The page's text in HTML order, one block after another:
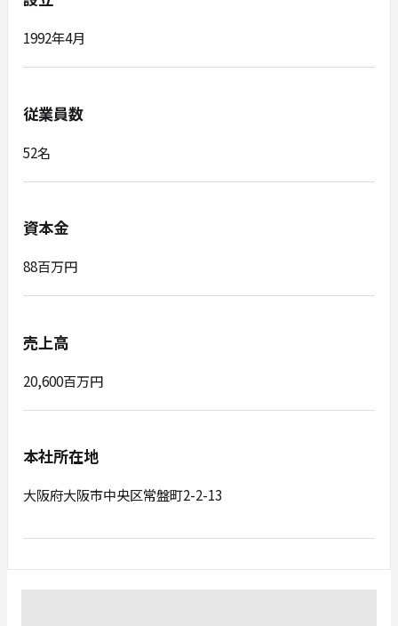
1992年4月
従業員数
52名
資本金
88百万円
売上高
20,600百万円
本社所在地
大阪府大阪市中央区常盤町2-2-13